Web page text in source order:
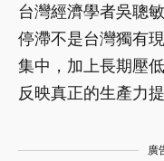
台灣經濟學者吳聰
停滯不是台灣獨有
集中，加上長期壓
反映真正的生產力提
廣